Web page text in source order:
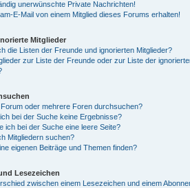
unerwünschte Private Nachrichten!
E-Mail von einem Mitglied dieses Forums erhalten!
Mitglieder
die Listen der Freunde und ignorierten Mitglieder?
zur Liste der Freunde oder zur Liste der
oder mehrere Foren durchsuchen?
bei der Suche keine Ergebnisse?
ich bei der Suche eine leere Seite?
Mitgliedern suchen?
eigenen Beiträge und Themen finden?
Lesezeichen
zwischen einem Lesezeichen und einem